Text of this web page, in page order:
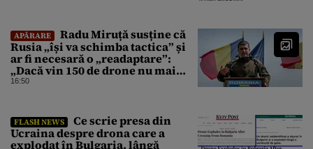
APĂRARE
Radu Miruță susține că
Rusia „își va schimba tactica” și
ar fi necesară o „readaptare”:
„Dacă vin 150 de drone nu mai
suntem pe timp de pace”
16:50
FLASH NEWS
Ce scrie presa din
Ucraina despre drona care a
explodat în Bulgaria, lângă